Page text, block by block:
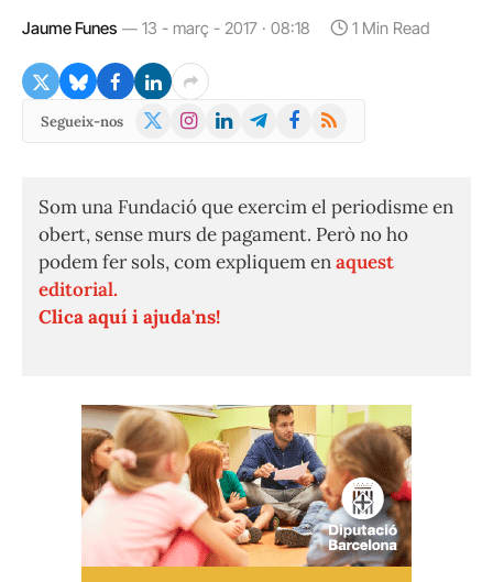
Jaume Funes 13 - març - 2017 · 08:18 1 Min Read
Segueix-nos
X
Instagram
LinkedInTelegramFacebook
RSS
Som una Fundació que exercim el periodisme en
obert, sense murs de pagament. Però no ho
podem fer sols, com expliquem enaquest
editorial.
Clica aquí i ajuda'ns!